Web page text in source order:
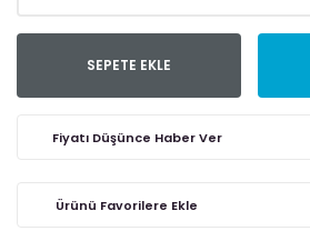
SEPETE EKLE
Fiyatı Düşünce Haber Ver